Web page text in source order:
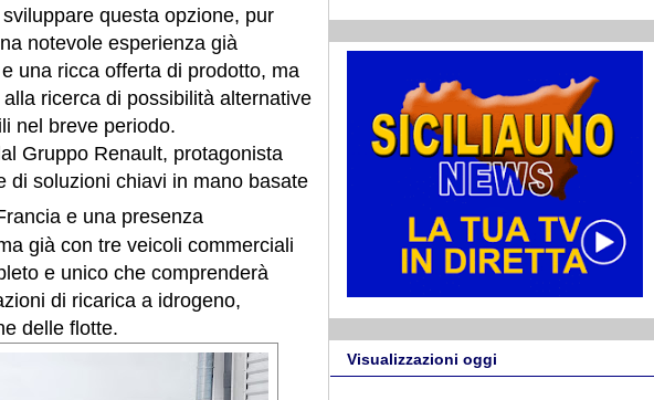
questa opzione, pur
notevole esperienza già
una ricca offerta di prodotto, ma
ricerca di possibilità alternative
nel breve periodo.
Gruppo Renault, protagonista
di soluzioni chiavi in mano basate
e una presenza
già con tre veicoli commerciali
e unico che comprenderà
di ricarica a idrogeno,
delle flotte.
Visualizzazioni oggi